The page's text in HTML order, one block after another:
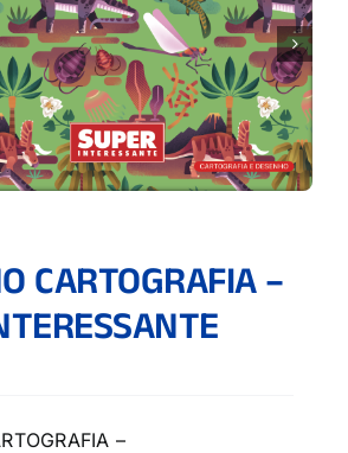
CARTOGRAFIA –
–